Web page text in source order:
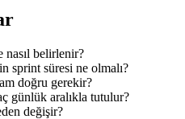
nasıl belirlenir?
sprint süresi ne olmalı?
doğru gerekir?
günlük aralıkla tutulur?
değişir?